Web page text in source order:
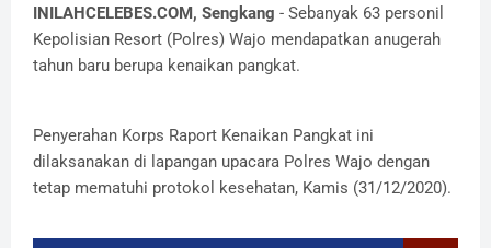
INILAHCELEBES.COM, Sengkang - Sebanyak 63 personil
Kepolisian Resort (Polres) Wajo mendapatkan anugerah
tahun baru berupa kenaikan pangkat.
Penyerahan Korps Raport Kenaikan Pangkat ini
dilaksanakan di lapangan upacara Polres Wajo dengan
tetap mematuhi protokol kesehatan, Kamis (31/12/2020).